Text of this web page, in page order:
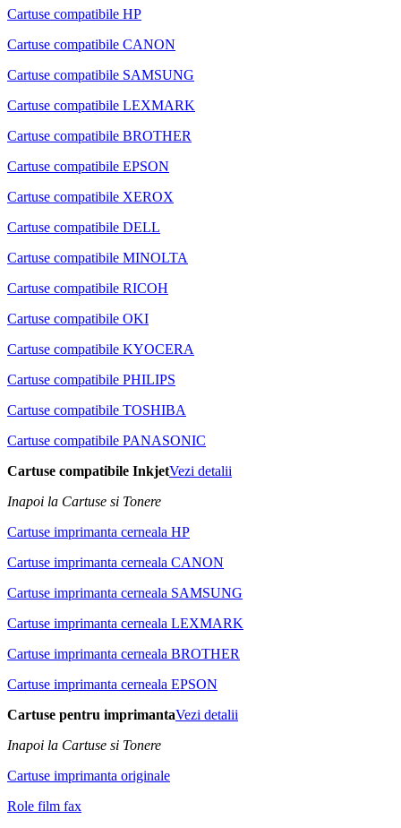
Cartuse compatibile HP
Cartuse compatibile CANON
Cartuse compatibile SAMSUNG
Cartuse compatibile LEXMARK
Cartuse compatibile BROTHER
Cartuse compatibile EPSON
Cartuse compatibile XEROX
Cartuse compatibile DELL
Cartuse compatibile MINOLTA
Cartuse compatibile RICOH
Cartuse compatibile OKI
Cartuse compatibile KYOCERA
Cartuse compatibile PHILIPS
Cartuse compatibile TOSHIBA
Cartuse compatibile PANASONIC
Cartuse compatibile InkjetVezi detalii
Inapoi la Cartuse si Tonere
Cartuse imprimanta cerneala HP
Cartuse imprimanta cerneala CANON
Cartuse imprimanta cerneala SAMSUNG
Cartuse imprimanta cerneala LEXMARK
Cartuse imprimanta cerneala BROTHER
Cartuse imprimanta cerneala EPSON
Cartuse pentru imprimantaVezi detalii
Inapoi la Cartuse si Tonere
Cartuse imprimanta originale
Role film fax